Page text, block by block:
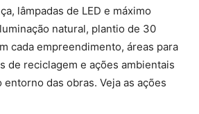
lâmpadas de LED e máximo
natural, plantio de 30
cada empreendimento, áreas para
de reciclagem e ações ambientais
entorno das obras. Veja as ações